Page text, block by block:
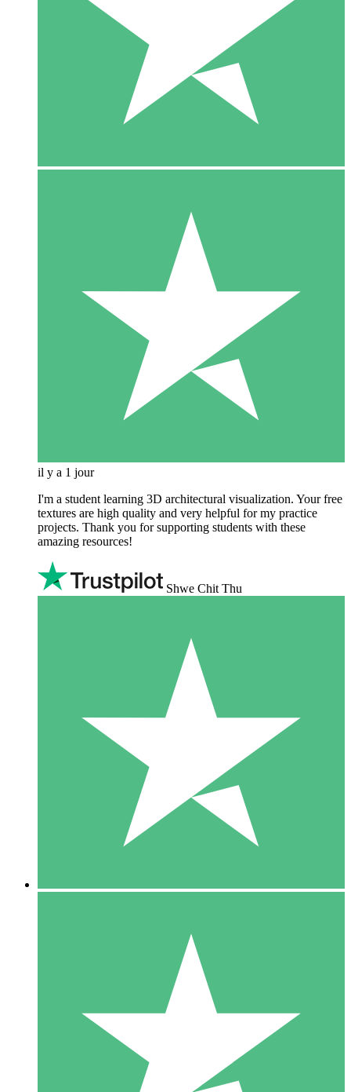
il y a 1 jour
I'm a student learning 3D architectural visualization. Your free
textures are high quality and very helpful for my practice
projects. Thank you for supporting students with these
amazing resources!
Shwe Chit Thu